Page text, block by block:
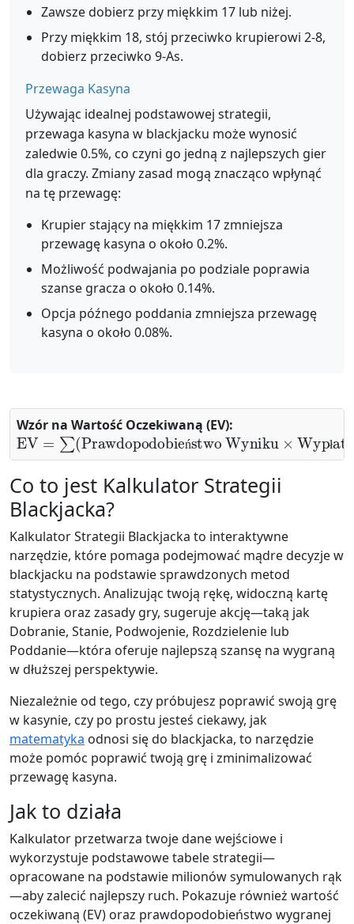
Zawsze dobierz przy miękkim 17 lub niżej.
Przy miękkim 18, stój przeciwko krupierowi 2-8,
dobierz przeciwko 9-As.
Przewaga Kasyna
Używając idealnej podstawowej strategii,
przewaga kasyna w blackjacku może wynosić
zaledwie 0.5%, co czyni go jedną z najlepszych gier
dla graczy. Zmiany zasad mogą znacząco wpłynąć
na tę przewagę:
Krupier stający na miękkim 17 zmniejsza
przewagę kasyna o około 0.2%.
Możliwość podwajania po podziale poprawia
szanse gracza o około 0.14%.
Opcja późnego poddania zmniejsza przewagę
kasyna o około 0.08%.
Wzór na Wartość Oczekiwaną (EV):
ń ł
EV=∑(Prawdopodobieństwo Wyniku Wypłata
Co to jest Kalkulator Strategii
Blackjacka?
Kalkulator Strategii Blackjacka to interaktywne
narzędzie, które pomaga podejmować mądre decyzje w
blackjacku na podstawie sprawdzonych metod
statystycznych. Analizując twoją rękę, widoczną kartę
krupiera oraz zasady gry, sugeruje akcję—taką jak
Dobranie, Stanie, Podwojenie, Rozdzielenie lub
Poddanie—która oferuje najlepszą szansę na wygraną
w dłuższej perspektywie.
Niezależnie od tego, czy próbujesz poprawić swoją grę
w kasynie, czy po prostu jesteś ciekawy, jak
matematyka odnosi się do blackjacka, to narzędzie
może pomóc poprawić twoją grę i zminimalizować
przewagę kasyna.
Jak to działa
Kalkulator przetwarza twoje dane wejściowe i
wykorzystuje podstawowe tabele strategii—
opracowane na podstawie milionów symulowanych rąk
—aby zalecić najlepszy ruch. Pokazuje również wartość
oczekiwaną (EV) oraz prawdopodobieństwo wygranej